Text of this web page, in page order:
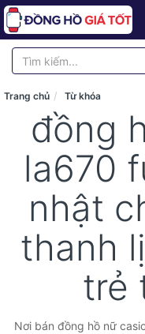
Trang chủ Từ khóa
đồng
la670
nhật
thanh
trẻ
Nơi bán đồng hồ nữ